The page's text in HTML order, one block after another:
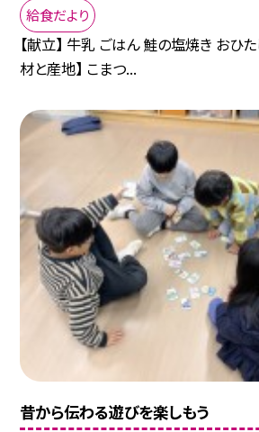
給食だより
【献立】 牛乳 ごはん 鮭の塩焼き おひ
材と産地】 こまつ...
昔から伝わる遊びを楽しもう